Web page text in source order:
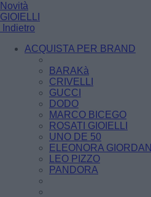
Novità
GIOIELLI
Indietro
ACQUISTA PER BRAND
BARAKà
CRIVELLI
GUCCI
DODO
MARCO BICEGO
ROSATI GIOIELLI
UNO DE 50
ELEONORA GIORDANI
LEO PIZZO
PANDORA